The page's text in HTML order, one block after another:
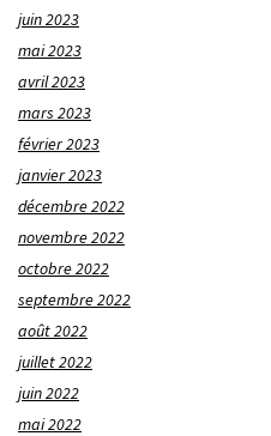
juin 2023
mai 2023
avril 2023
mars 2023
février 2023
janvier 2023
décembre 2022
novembre 2022
octobre 2022
septembre 2022
août 2022
juillet 2022
juin 2022
mai 2022